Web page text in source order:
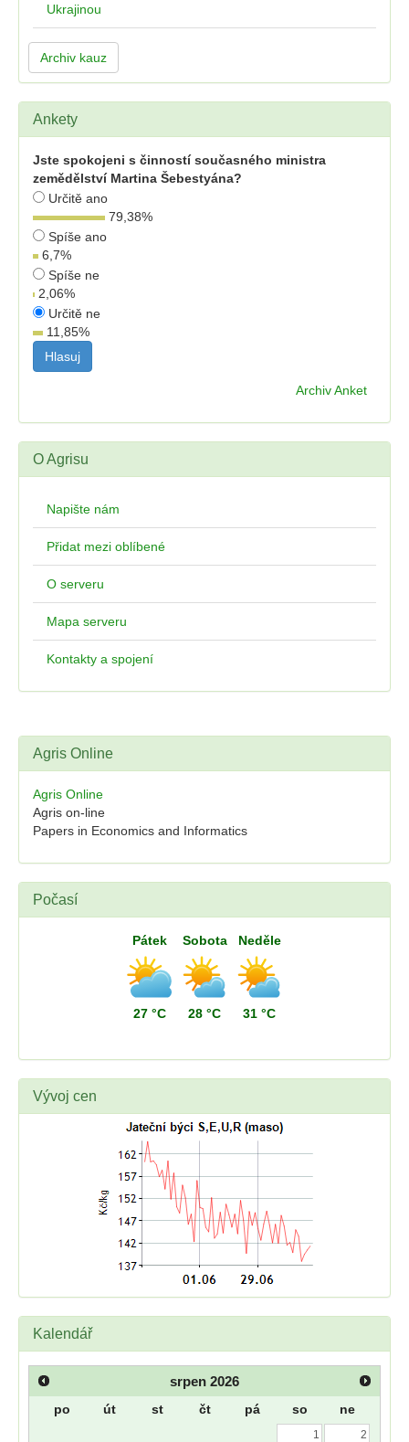
Ukrajinou
Archiv kauz
Ankety
Jste spokojeni s činností současného ministra
zemědělství Martina Šebestyána?
Určitě ano
79,38%
Spíše ano
6,7%
Spíše ne
2,06%
Určitě ne
11,85%
Archiv Anket
O Agrisu
Napište nám
Přidat mezi oblíbené
O serveru
Mapa serveru
Kontakty a spojení
Agris Online
Agris Online
Agris on-line
Papers in Economics and Informatics
Počasí
Pátek
27 °C
Sobota
28 °C
Neděle
31 °C
Vývoj cen
Kalendář
srpen 2026
po út st čt pá so ne
1
2